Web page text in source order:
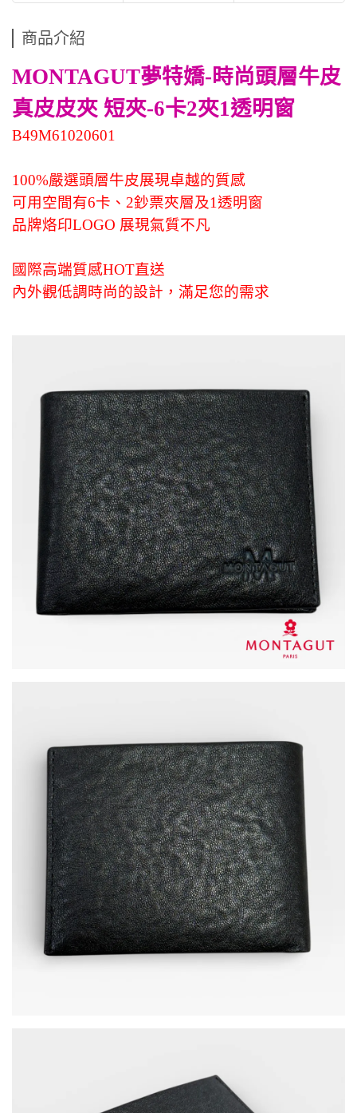
商品介紹
MONTAGUT夢特嬌-時尚頭層牛皮
真皮皮夾 短夾-6卡2夾1透明窗
B49M61020601
100%嚴選頭層牛皮展現卓越的質感
可用空間有6卡、2鈔票夾層及1透明窗
品牌烙印LOGO 展現氣質不凡
國際高端質感HOT直送
內外觀低調時尚的設計，滿足您的需求